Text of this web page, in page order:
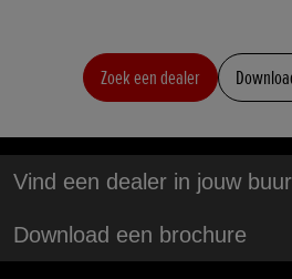
Zoek een dealer
Vind een dealer in jouw
Download een brochure